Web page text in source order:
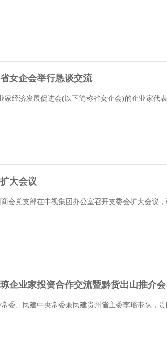
女企会举行恳谈交流
家经济发展促进会(以下简称省女企会)的企业家代
大会议
会党支部在中视集团办公室召开支委会扩大会议
企业家投资合作交流暨黔货出山推介会
委、民建中央常委兼民建贵州省主委李瑶带队，